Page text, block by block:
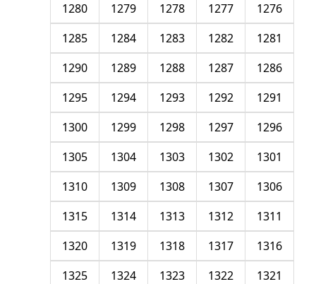
1276
1277
1278
1279
1280
1281
1282
1283
1284
1285
1286
1287
1288
1289
1290
1291
1292
1293
1294
1295
1296
1297
1298
1299
1300
1301
1302
1303
1304
1305
1306
1307
1308
1309
1310
1311
1312
1313
1314
1315
1316
1317
1318
1319
1320
1321
1322
1323
1324
1325